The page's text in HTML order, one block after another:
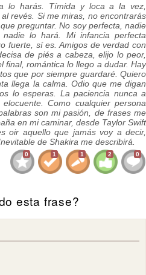
lo harás. Tímida y loca a la vez,
revés. Si me miras, no encontrarás
preguntar. No soy perfecta, nadie
lo hará. Mi infancia perfecta
fuerte, sí es. Amigos de verdad con
de piés a cabeza, elijo lo peor,
final, romántica lo llego a dudar. Hay
que por siempre guardaré. Quiero
llega la calma. Odio que me digan
lo esperas. La paciencia nunca a
Como cualquier persona
son mi pasión, de frases me
en mi caminar, desde Taylor Swift
oir aquello que jamás voy a decir,
de Shakira me describirá.
0 1 1 2 0
esta frase?